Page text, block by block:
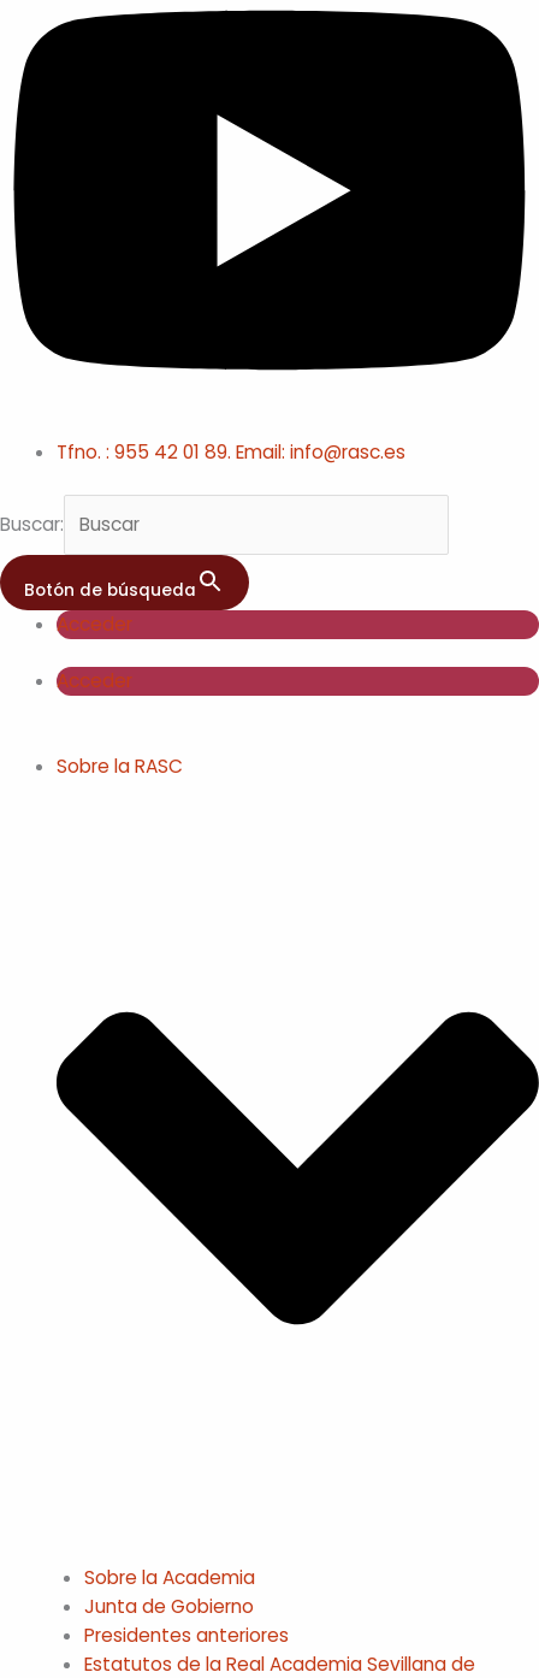
Tfno. : 955 42 01 89. Email: info@rasc.es
Buscar:
Botón de búsqueda
Acceder
Acceder
Sobre la RASC
Sobre la Academia
Junta de Gobierno
Presidentes anteriores
Estatutos de la Real Academia Sevillana de